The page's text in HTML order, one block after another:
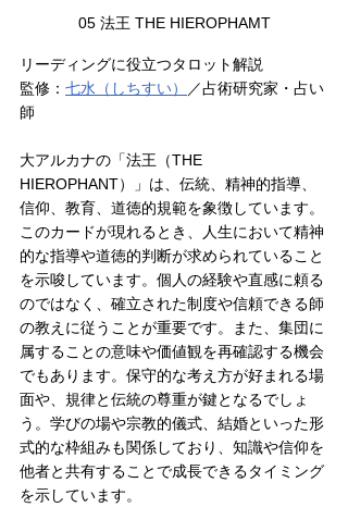
05 法王 THE HIEROPHAMT
リーディングに役立つタロット解説
監修： 七水（しちすい）
／占術研究家・占い
師
大アルカナの「法王（THE
HIEROPHANT）」は、伝統、精神的指導、
信仰、教育、道徳的規範を象徴しています。
このカードが現れるとき、人生において精神
的な指導や道徳的判断が求められていること
を示唆しています。個人の経験や直感に頼る
のではなく、確立された制度や信頼できる師
の教えに従うことが重要です。また、集団に
属することの意味や価値観を再確認する機会
でもあります。保守的な考え方が好まれる場
面や、規律と伝統の尊重が鍵となるでしょ
う。学びの場や宗教的儀式、結婚といった形
式的な枠組みも関係しており、知識や信仰を
他者と共有することで成長できるタイミング
を示しています。